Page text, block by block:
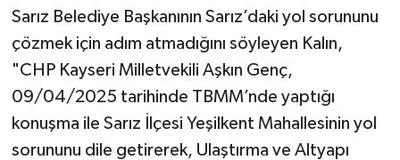
Sarız Belediye Başkanının Sarız’daki yol sorununu
çözmek için adım atmadığını söyleyen Kalın,
"CHP Kayseri Milletvekili Aşkın Genç,
09/04/2025 tarihinde TBMM’nde yaptığı
konuşma ile Sarız İlçesi Yeşilkent Mahallesinin yol
sorununu dile getirerek, Ulaştırma ve Altyapı